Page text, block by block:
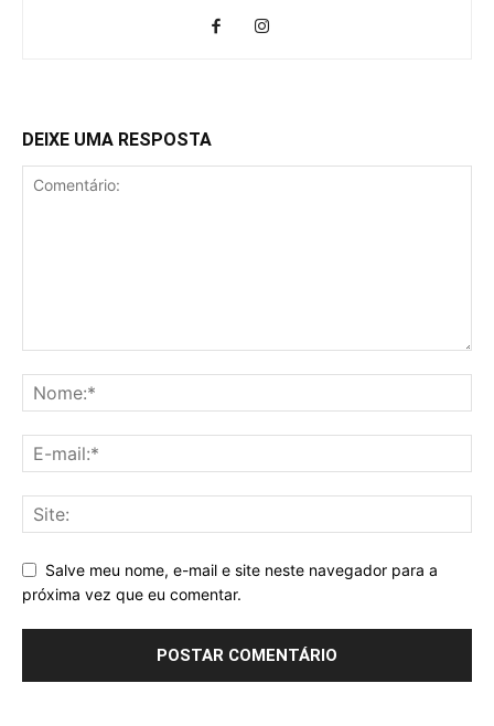
DEIXE UMA RESPOSTA
Salve meu nome, e-mail e site neste navegador para a
próxima vez que eu comentar.